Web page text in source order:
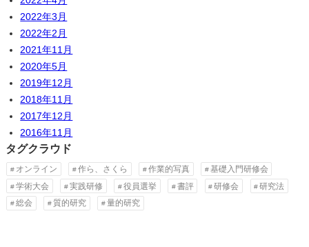
2022年3月
2022年2月
2021年11月
2020年5月
2019年12月
2018年11月
2017年12月
2016年11月
タグクラウド
オンライン 作ら、さくら 作業的写真
基礎入門研修会
学術大会
実践研修 役員選挙 書評 研修会
研究法
総会
質的研究 量的研究